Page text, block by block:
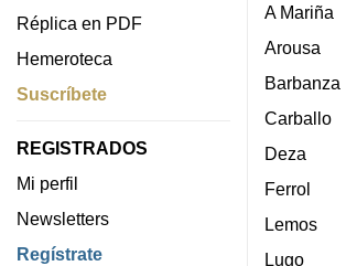
Réplica en PDF
Hemeroteca
Suscríbete
REGISTRADOS
Mi perfil
Newsletters
Regístrate
A Mariña
Arousa
Barbanza
Carballo
Deza
Ferrol
Lemos
Lugo